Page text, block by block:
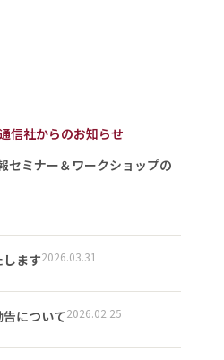
信社からのお知らせ
ミナー＆ワークショップの
します2026.03.31
について2026.02.25